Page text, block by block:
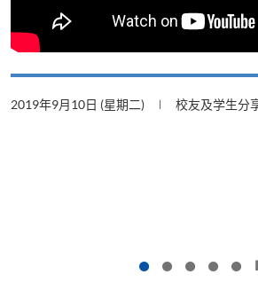
2019年9月10日 (星期二) 校友及学生分